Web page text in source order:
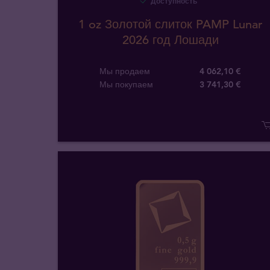
1 oz Золотой слиток PAMP Lunar
2026 год Лошади
Мы продаем
4 062,10 €
Мы покупаем
3 741,30 €